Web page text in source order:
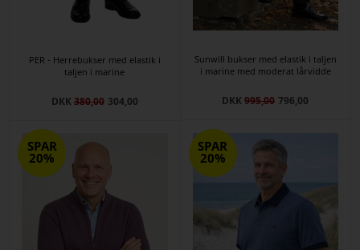
PER - Herrebukser med elastik i
taljen i marine
DKK380,00 304,00
Sunwill bukser med elastik i taljen
i marine med moderat lårvidde
DKK995,00 796,00
SPAR
20%
SPAR
20%